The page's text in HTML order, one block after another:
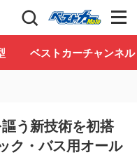
ストカー」 Club
ベストカーチャンネル
謳う新技術を初搭
ク・バス用オール